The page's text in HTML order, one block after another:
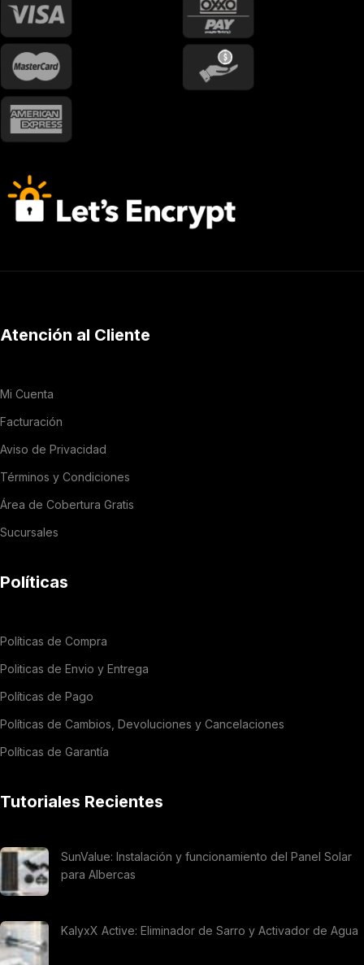
Atención al Cliente
Mi Cuenta
Facturación
Aviso de Privacidad
Términos y Condiciones
Área de Cobertura Gratis
Sucursales
Políticas
Políticas de Compra
Politicas de Envio y Entrega
Políticas de Pago
Políticas de Cambios, Devoluciones y Cancelaciones
Políticas de Garantía
Tutoriales Recientes
SunValue: Instalación y funcionamiento del Panel Solar
para Albercas
KalyxX Active: Eliminador de Sarro y Activador de Agua